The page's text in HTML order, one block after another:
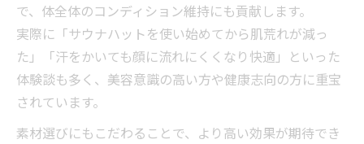
で、体全体のコンディション維持にも貢献します。
実際に「サウナハットを使い始めてから肌荒れが減っ
た」「汗をかいても顔に流れにくくなり快適」といった
体験談も多く、美容意識の高い方や健康志向の方に重宝
されています。
素材選びにもこだわることで、より高い効果が期待でき